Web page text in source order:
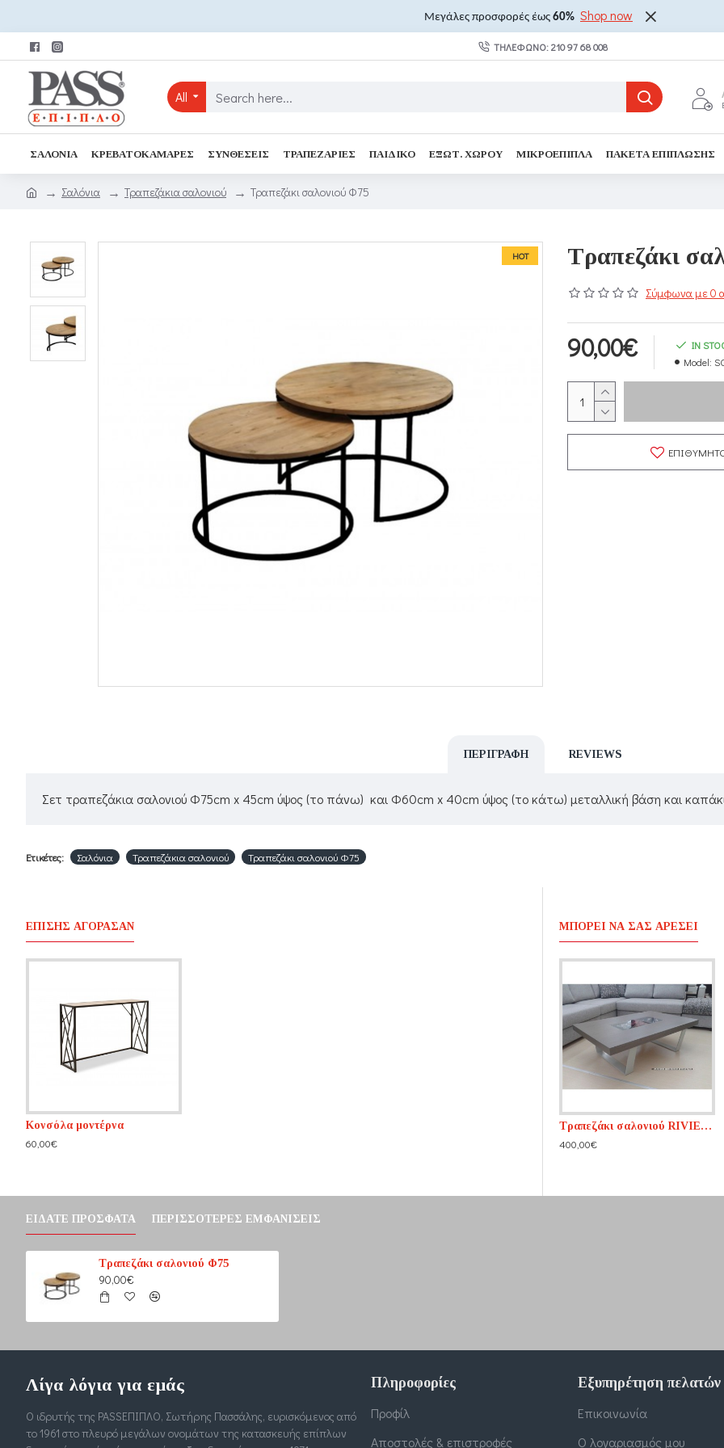
Μεγάλες προσφορές έως 60% Shop now
ΤΗΛΈΦΩΝΟ: 210 97 68 008
All
ΣΑΛΌΝΙΑ ΚΡΕΒΑΤΟΚΆΜΑΡΕΣ ΣΥΝΘΈΣΕΙΣ ΤΡΑΠΕΖΑΡΊΕΣ ΠΑΙΔΙΚΌ ΕΞΩΤ. ΧΏΡΟΥ ΜΙΚΡΟΈΠΙΠΛΑ ΠΑΚΈΤΑ ΕΠΊΠΛΩΣΗΣ
Σαλόνια Τραπεζάκια σαλονιού Τραπεζάκι σαλονιού Φ75
HOT Τραπεζάκι
Σύμφωνα με 0
90,00€
IN
Model:
ΠΕΡΙΓΡΑΦΉ REVIEWS
Σετ τραπεζάκια σαλονιού Φ75cm x 45cm ύψος (το πάνω) και Φ60cm x 40cm ύψος (το κάτω) μεταλλική βάση και
Ετικέτες: Σαλόνια Τραπεζάκια σαλονιού Τραπεζάκι σαλονιού Φ75
ΕΠΊΣΗΣ ΑΓΌΡΑΣΑΝ
Κονσόλα μοντέρνα
60,00€
ΜΠΟΡΕΊ ΝΑ ΣΑΣ ΑΡΈΣΕΙ
Τραπεζάκι σαλονιού BOLERO
670,00€
Τραπεζάκι σαλονιού RIVIERA n2
400,00€
ΕΊΔΑΤΕ ΠΡΌΣΦΑΤΑ ΠΕΡΙΣΣΌΤΕΡΕΣ ΕΜΦΑΝΊΣΕΙΣ
Τραπεζάκι σαλονιού Φ75
90,00€
Λίγα λόγια για εμάς
Ο ιδρυτής της PASSΕΠΙΠΛΟ, Σωτήρης Πασσάλης, ευρισκόμενος από
το 1961 στο πλευρό μεγάλων ονομάτων της κατασκευής επίπλων
Πληροφορίες
Προφίλ
Αποστολές & επιστροφές
Εξυπηρέτηση πελατών
Επικοινωνία
Ο λογαριασμός μου